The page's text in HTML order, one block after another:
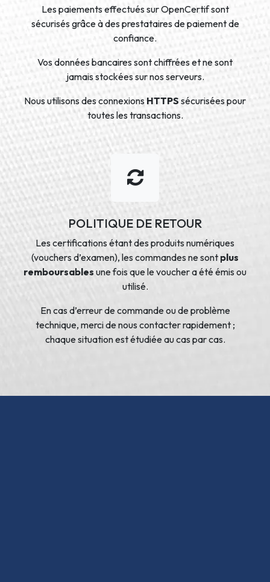
Les paiements effectués sur OpenCertif sont
sécurisés grâce à des prestataires de paiement de
confiance.
Vos données bancaires sont chiffrées et ne sont
jamais stockées sur nos serveurs.
Nous utilisons des connexions HTTPS sécurisées pour
toutes les transactions.
POLITIQUE DE RETOUR
Les certifications étant des produits numériques
(vouchers d’examen), les commandes ne sont plus
remboursables une fois que le voucher a été émis ou
utilisé.
En cas d’erreur de commande ou de problème
technique, merci de nous contacter rapidement ;
chaque situation est étudiée au cas par cas.